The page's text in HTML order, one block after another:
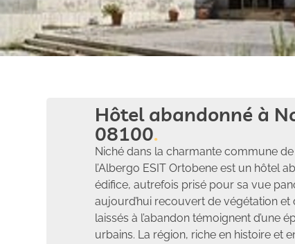
Hôtel abandonné à
08100
Niché dans la charmante commune
l’Albergo ESIT Ortobene est un hôtel
édifice, autrefois prisé pour sa vue
aujourd’hui recouvert de végétation
laissés à l’abandon témoignent
urbains. La région, riche en histoire et